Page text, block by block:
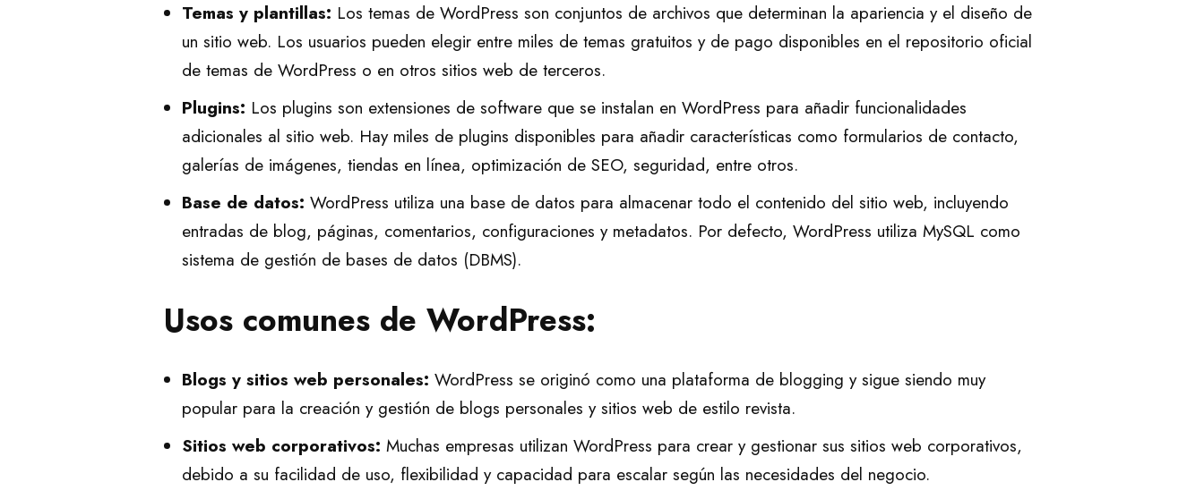
Temas y plantillas: Los temas de WordPress son conjuntos de archivos que determinan la apariencia y el diseño de
un sitio web. Los usuarios pueden elegir entre miles de temas gratuitos y de pago disponibles en el repositorio oficial
de temas de WordPress o en otros sitios web de terceros.
Plugins: Los plugins son extensiones de software que se instalan en WordPress para añadir funcionalidades
adicionales al sitio web. Hay miles de plugins disponibles para añadir características como formularios de contacto,
galerías de imágenes, tiendas en línea, optimización de SEO, seguridad, entre otros.
Base de datos: WordPress utiliza una base de datos para almacenar todo el contenido del sitio web, incluyendo
entradas de blog, páginas, comentarios, configuraciones y metadatos. Por defecto, WordPress utiliza MySQL como
sistema de gestión de bases de datos (DBMS).
Usos comunes de WordPress:
Blogs y sitios web personales: WordPress se originó como una plataforma de blogging y sigue siendo muy
popular para la creación y gestión de blogs personales y sitios web de estilo revista.
Sitios web corporativos: Muchas empresas utilizan WordPress para crear y gestionar sus sitios web corporativos,
debido a su facilidad de uso, flexibilidad y capacidad para escalar según las necesidades del negocio.